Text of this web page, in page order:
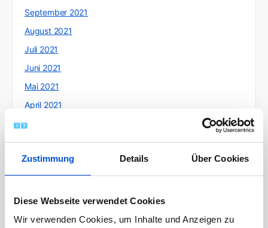
Zustimmung Details Über Cookies
Diese Webseite verwendet Cookies
Wir verwenden Cookies, um Inhalte und Anzeigen zu
September 2021
August 2021
Juli 2021
Juni 2021
Mai 2021
April 2021
März 2021
Februar 2021
Januar 2021
Dezember 2020
November 2020
Oktober 2020